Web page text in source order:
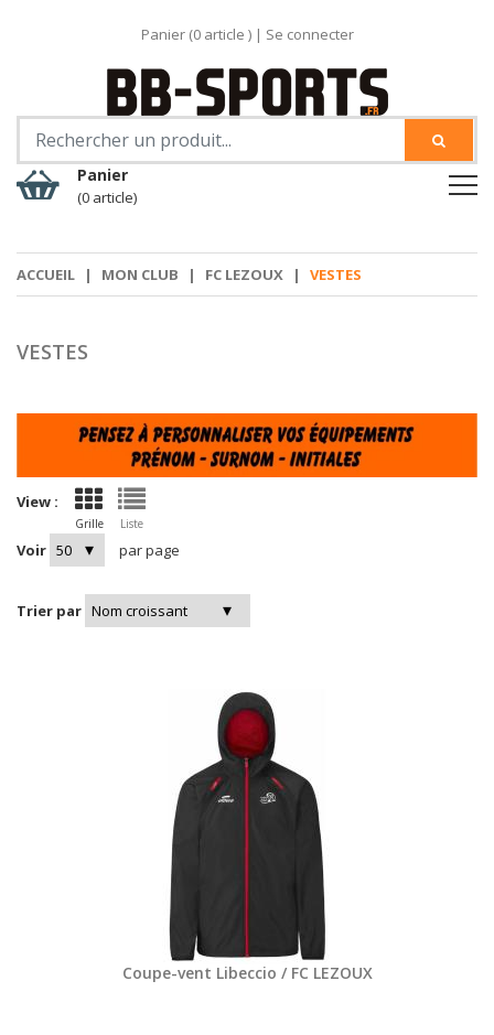
Panier (0article ) | Se connecter
Panier
(0 article)
ACCUEIL | MON CLUB | FC LEZOUX | VESTES
VESTES
View :
Grille Liste
Voir par page
Trier par
Coupe-vent Libeccio / FC LEZOUX